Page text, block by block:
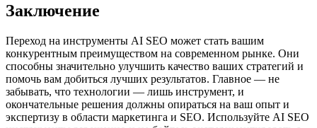
Заключение
Переход на инструменты AI SEO может стать вашим
конкурентным преимуществом на современном рынке. Они
способны значительно улучшить качество ваших стратегий и
помочь вам добиться лучших результатов. Главное — не
забывать, что технологии — лишь инструмент, и
окончательные решения должны опираться на ваш опыт и
экспертизу в области маркетинга и SEO. Используйте AI SEO